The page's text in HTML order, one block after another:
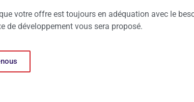
votre offre est toujours en adéquation avec le
de développement vous sera proposé.